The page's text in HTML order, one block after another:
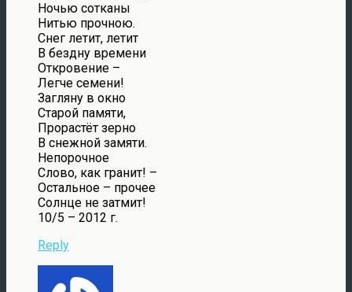
Ночью сотканы
Нитью прочною.
Снег летит, летит
В бездну времени
Откровение –
Легче семени!
Загляну в окно
Старой памяти,
Прорастёт зерно
В снежной замяти.
Непорочное
Слово, как гранит! –
Остальное – прочее
Солнце не затмит!
10/5 – 2012 г.
Reply